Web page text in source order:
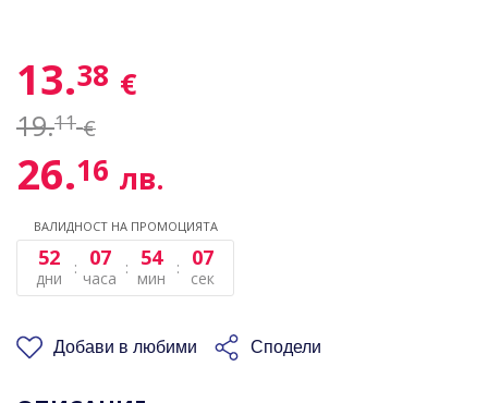
13.38 €
19.11 €
26.16 лв.
ВАЛИДНОСТ НА ПРОМОЦИЯТА
52
дни
07
часа
54
мин
07
сек
Добави в любими Сподели